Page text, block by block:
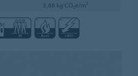
5,88 kg CO₂e/m²